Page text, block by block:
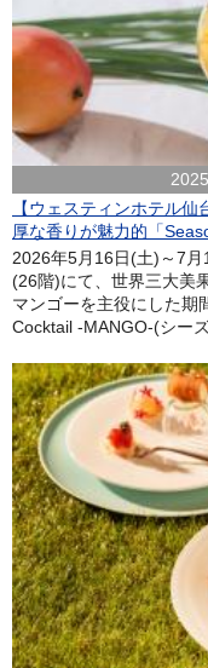
【ウェスティンホテル
厚な香りが魅力的「
2026年5月16日(土)～7
(26階)にて、世界三大美
マンゴーを主役にした期
Cocktail -MANGO-(シーズ